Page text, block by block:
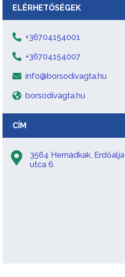
ELÉRHETŐSÉGEK
+36704154001
+36704154007
info@borsodivagta.hu
borsodivagta.hu
CÍM
3564 Hernádkak, Erdőalja
utca 6.